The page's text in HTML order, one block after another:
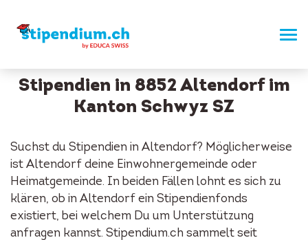
Stipendien in 8852 Altendorf im
Kanton Schwyz SZ
Suchst du Stipendien in Altendorf? Möglicherweise
ist Altendorf deine Einwohnergemeinde oder
Heimatgemeinde. In beiden Fällen lohnt es sich zu
klären, ob in Altendorf ein Stipendienfonds
existiert, bei welchem Du um Unterstützung
anfragen kannst. Stipendium.ch sammelt seit